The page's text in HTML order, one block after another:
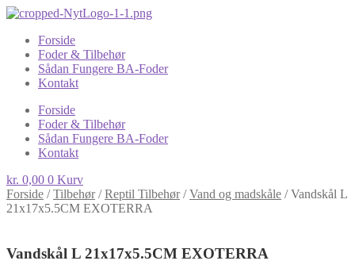
Forside
Foder & Tilbehør
Sådan Fungere BA-Foder
Kontakt
Forside
Foder & Tilbehør
Sådan Fungere BA-Foder
Kontakt
kr. 0,00 0 Kurv
Forside /Tilbehør/Reptil Tilbehør/Vand og madskåle /Vandskål L
21x17x5.5CM EXOTERRA
Vandskål L 21x17x5.5CM EXOTERRA